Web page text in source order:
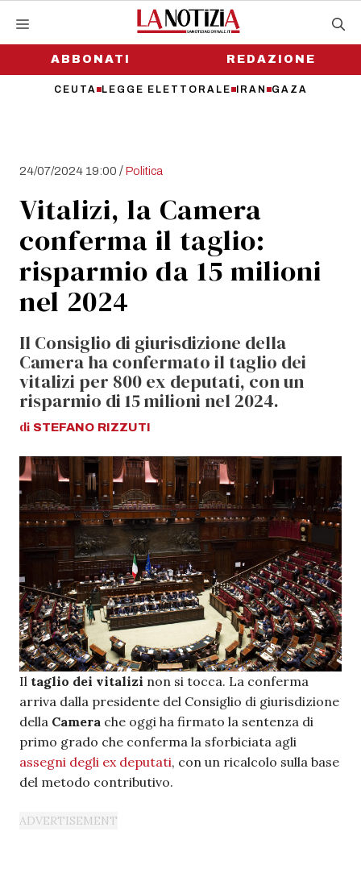
contenutoABBONATI
CEUTA LEGGE ELETTORALE IRAN GAZA
REDAZIONE
24/07/2024 19:00 /Politica
Vitalizi, la Camera
conferma il taglio:
risparmio da 15 milioni
nel 2024
Il Consiglio di giurisdizione della
Camera ha confermato il taglio dei
vitalizi per 800 ex deputati, con un
risparmio di 15 milioni nel 2024.
di STEFANO RIZZUTI
Il taglio dei vitalizi non si tocca. La conferma
arriva dalla presidente del Consiglio di giurisdizione
della Camera che oggi ha firmato la sentenza di
primo grado che conferma la sforbiciata agli
assegni degli ex deputati, con un ricalcolo sulla base
del metodo contributivo.